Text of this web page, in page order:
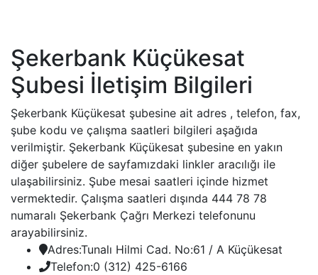
Şekerbank Küçükesat
Şubesi İletişim Bilgileri
Şekerbank Küçükesat şubesine ait adres , telefon, fax,
şube kodu ve çalışma saatleri bilgileri aşağıda
verilmiştir. Şekerbank Küçükesat şubesine en yakın
diğer şubelere de sayfamızdaki linkler aracılığı ile
ulaşabilirsiniz. Şube mesai saatleri içinde hizmet
vermektedir. Çalışma saatleri dışında 444 78 78
numaralı Şekerbank Çağrı Merkezi telefonunu
arayabilirsiniz.
Adres:Tunalı Hilmi Cad. No:61 / A Küçükesat
Telefon:0 (312) 425-6166